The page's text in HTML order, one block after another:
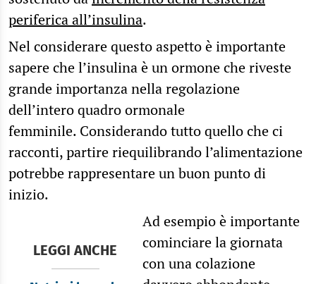
periferica all’insulina.
Nel considerare questo aspetto è importante
sapere che l’insulina è un ormone che riveste
grande importanza nella regolazione
dell’intero quadro ormonale
femminile. Considerando tutto quello che ci
racconti, partire riequilibrando l’alimentazione
potrebbe rappresentare un buon punto di
inizio.
LEGGI ANCHE
Ad esempio è importante
cominciare la giornata
con una colazione